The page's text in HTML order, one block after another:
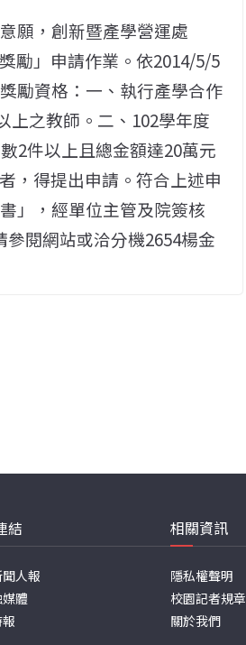
願，創新暨產學營運處
勵」申請作業。依2014/5/5
勵資格：一、執行產學合作
上之教師。二、102學年度
2件以上且總金額達20萬元
，得提出申請。符合上述申
」，經單位主管及院簽核
閱網站或洽分機2654楊金
結
人報
體
相關資訊
隱私權聲明
校園記者規章
關於我們